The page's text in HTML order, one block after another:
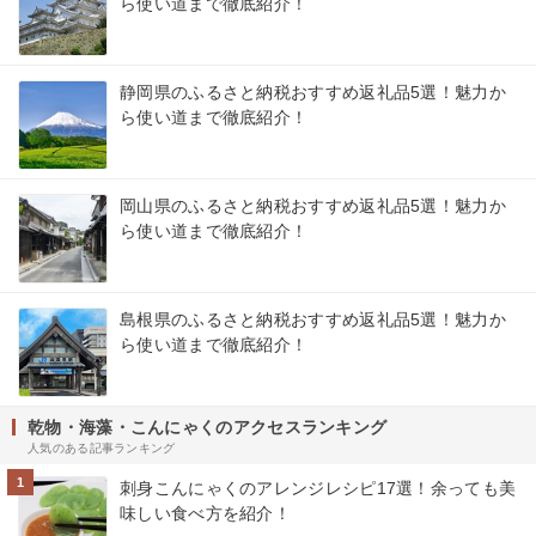
ら使い道まで徹底紹介！
静岡県のふるさと納税おすすめ返礼品5選！魅力か
ら使い道まで徹底紹介！
岡山県のふるさと納税おすすめ返礼品5選！魅力か
ら使い道まで徹底紹介！
島根県のふるさと納税おすすめ返礼品5選！魅力か
ら使い道まで徹底紹介！
乾物・海藻・こんにゃくのアクセスランキング
人気のある記事ランキング
1
刺身こんにゃくのアレンジレシピ17選！余っても美
味しい食べ方を紹介！